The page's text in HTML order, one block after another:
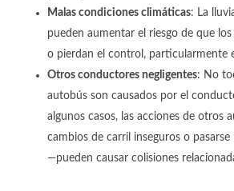
Malas condiciones climáticas: La
pueden aumentar el riesgo de que
o pierdan el control, particularmente
Otros conductores negligentes: No
autobús son causados por el
algunos casos, las acciones de otros
cambios de carril inseguros o
—pueden causar colisiones